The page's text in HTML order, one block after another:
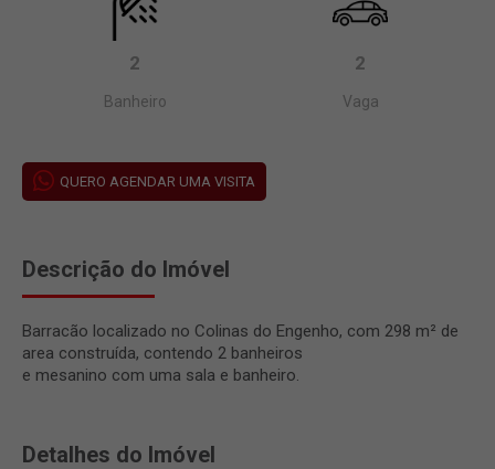
2
Banheiro
2
Vaga
QUERO AGENDAR UMA VISITA
Descrição do Imóvel
Barracão localizado no Colinas do Engenho, com 298 m² de
area construída, contendo 2 banheiros
e mesanino com uma sala e banheiro.
Detalhes do Imóvel